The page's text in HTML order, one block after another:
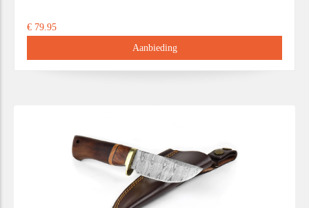
€ 79.95
Aanbieding